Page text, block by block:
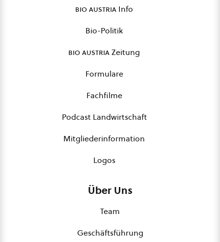
bio austria Info
Bio-Politik
bio austriaZeitung
Formulare
Fachfilme
Podcast Landwirtschaft
Mitgliederinformation
Logos
Über Uns
Team
Geschäftsführung